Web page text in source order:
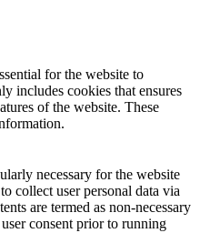
for the website to
includes cookies that ensures
of the website. These
necessary for the website
collect user personal data via
are termed as non-necessary
consent prior to running